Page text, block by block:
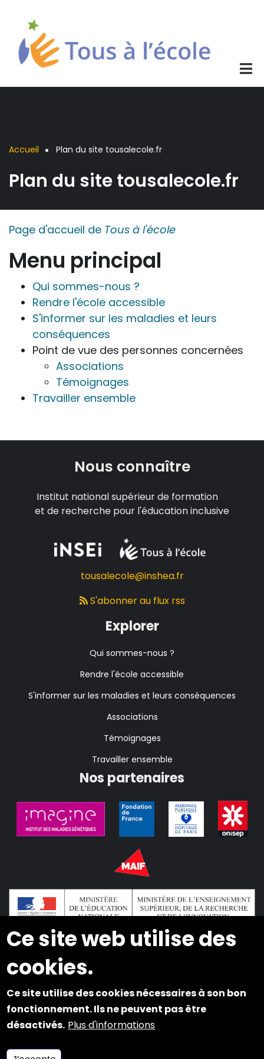
Ce site web utilise des
cookies.
Ce site utilise des cookies nécessaires à son bon
fonctionnement. Ils ne peuvent pas être
désactivés. Plus d'informations
contenu
principal
d'Ariane
Accueil Plan du site tousalecole.fr
Plan du site tousalecole.fr
Page d'accueil de Tous à l'école
Menu principal
Qui sommes-nous ?
Rendre l'école accessible
S'informer sur les maladies et leurs
conséquences
Point de vue des personnes concernées
Associations
Témoignages
Travailler ensemble
Nous connaître
Institut national supérieur de formation
et de recherche pour l'éducation inclusive
tousalecole@inshea.fr
S'abonner au flux rss
Explorer
Qui sommes-nous ?
Rendre l'école accessible
S'informer sur les maladies et leurs conséquences
Associations
Témoignages
Travailler ensemble
Nos partenaires
2024 © Copyright INSEI. Tous droits réservés
Plan du site
Mentions légales